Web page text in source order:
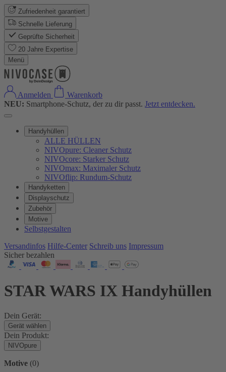
Zufriedenheit garantiert
Schnelle Lieferung
Geprüfte Sicherheit
20 Jahre Expertise
Menü
Anmelden
Warenkorb
NEU: Smartphone-Schutz, der zu dir passt. Jetzt entdecken.
Handyhüllen
ALLE HÜLLEN
NIVOpure: Cleaner Schutz
NIVOcore: Starker Schutz
NIVOmax: Maximaler Schutz
NIVOflip: Rundum-Schutz
Handyketten
Displayschutz
Zubehör
Motive
Selbstgestalten
Versandinfos Hilfe-Center Schreib uns Impressum
Sicher bezahlen
STAR WARS IX Handyhüllen
Dein Gerät:
Gerät wählen
Dein Produkt:
NIVOpure
Motive (0)